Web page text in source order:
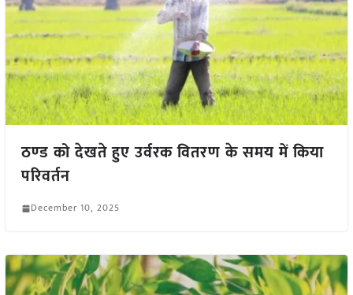
ठण्‍ड को देखते हुए उर्वरक वितरण के समय में किया
परिवर्तन
December 10, 2025